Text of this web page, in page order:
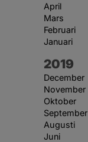
April
Mars
Februari
Januari
År:
2019
December
November
Oktober
September
Augusti
Juni